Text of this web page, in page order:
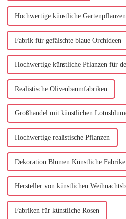
Hochwertige künstliche Gartenpflanzen
Fabrik für gefälschte blaue Orchideen
Hochwertige künstliche Pflanzen für
Realistische Olivenbaumfabriken
Großhandel mit künstlichen
Hochwertige realistische Pflanzen
Dekoration Blumen Künstliche
Hersteller von künstlichen
Fabriken für künstliche Rosen